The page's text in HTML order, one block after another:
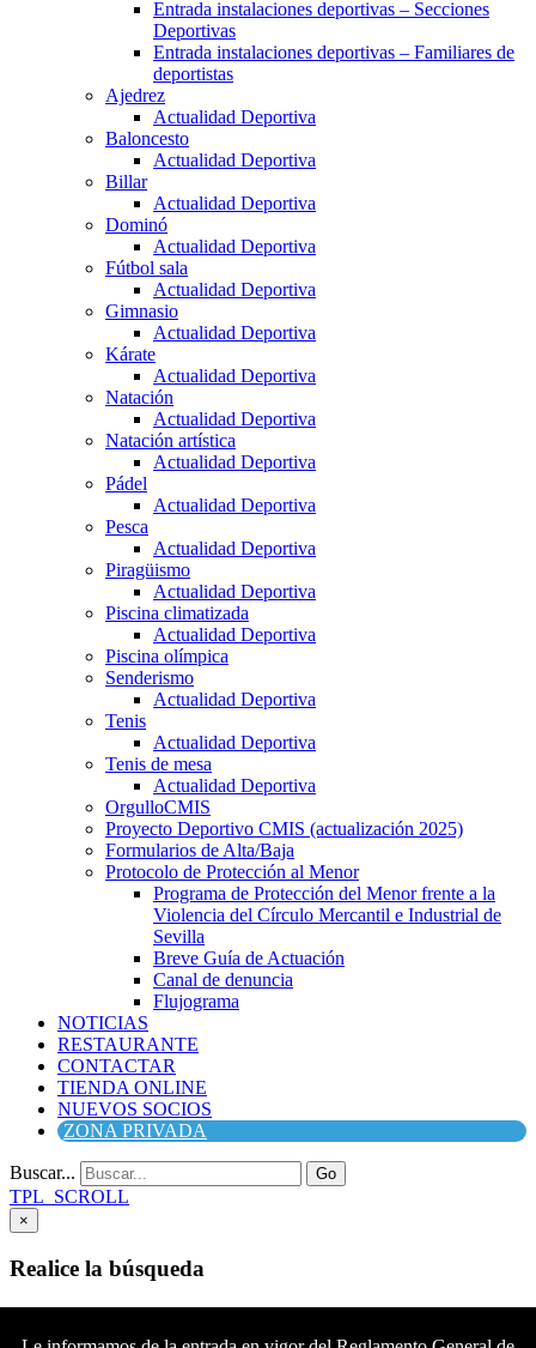
Entrada instalaciones deportivas – Secciones
Deportivas
Entrada instalaciones deportivas – Familiares de
deportistas
Ajedrez
Actualidad Deportiva
Baloncesto
Actualidad Deportiva
Billar
Actualidad Deportiva
Dominó
Actualidad Deportiva
Fútbol sala
Actualidad Deportiva
Gimnasio
Actualidad Deportiva
Kárate
Actualidad Deportiva
Natación
Actualidad Deportiva
Natación artística
Actualidad Deportiva
Pádel
Actualidad Deportiva
Pesca
Actualidad Deportiva
Piragüismo
Actualidad Deportiva
Piscina climatizada
Actualidad Deportiva
Piscina olímpica
Senderismo
Actualidad Deportiva
Tenis
Actualidad Deportiva
Tenis de mesa
Actualidad Deportiva
OrgulloCMIS
Proyecto Deportivo CMIS (actualización 2025)
Formularios de Alta/Baja
Protocolo de Protección al Menor
Programa de Protección del Menor frente a la
Violencia del Círculo Mercantil e Industrial de
Sevilla
Breve Guía de Actuación
Canal de denuncia
Flujograma
NOTICIAS
RESTAURANTE
CONTACTAR
TIENDA ONLINE
NUEVOS SOCIOS
ZONA PRIVADA
Buscar... Go
TPL_SCROLL
×
Realice la búsqueda
Buscar